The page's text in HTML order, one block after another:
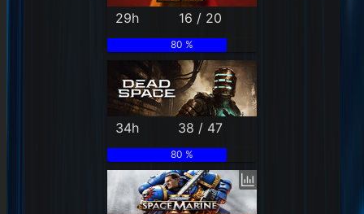
29h 16 / 20
80 %
34h 38 / 47
80 %